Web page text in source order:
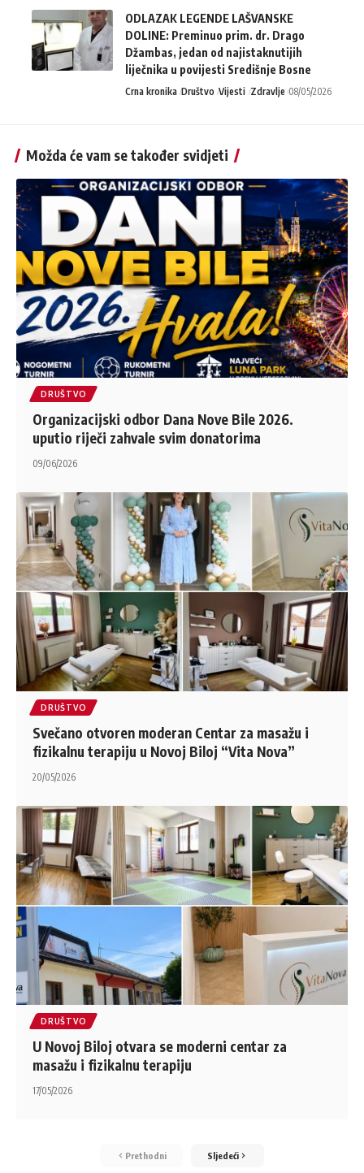
ODLAZAK LEGENDE LAŠVANSKE
DOLINE: Preminuo prim. dr. Drago
Džambas, jedan od najistaknutijih
liječnika u povijesti Središnje Bosne
Crna kronika Društvo Vijesti Zdravlje 08/05/2026
Možda će vam se također svidjeti
DRUŠTVO
Organizacijski odbor Dana Nove Bile 2026.
uputio riječi zahvale svim donatorima
09/06/2026
DRUŠTVO
Svečano otvoren moderan Centar za masažu i
fizikalnu terapiju u Novoj Biloj “Vita Nova”
20/05/2026
DRUŠTVO
U Novoj Biloj otvara se moderni centar za
masažu i fizikalnu terapiju
17/05/2026
Prethodni Sljedeći